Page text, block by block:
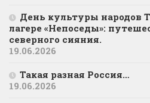
День культуры народов
лагере «Непоседы»:
северного сияния.
19.06.2026
Такая разная Россия…
19.06.2026